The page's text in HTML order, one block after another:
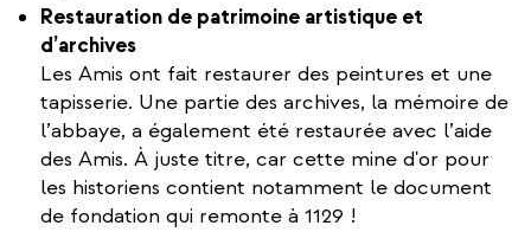
Restauration de patrimoine artistique et
d’archives
Les Amis ont fait restaurer des peintures et une
tapisserie. Une partie des archives, la mémoire de
l’abbaye, a également été restaurée avec l’aide
des Amis. À juste titre, car cette mine d'or pour
les historiens contient notamment le document
de fondation qui remonte à 1129 !